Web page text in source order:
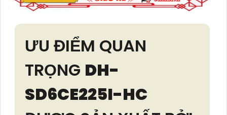
ƯU ĐIỂM QUAN
TRỌNG DH-
SD6CE225I-HC